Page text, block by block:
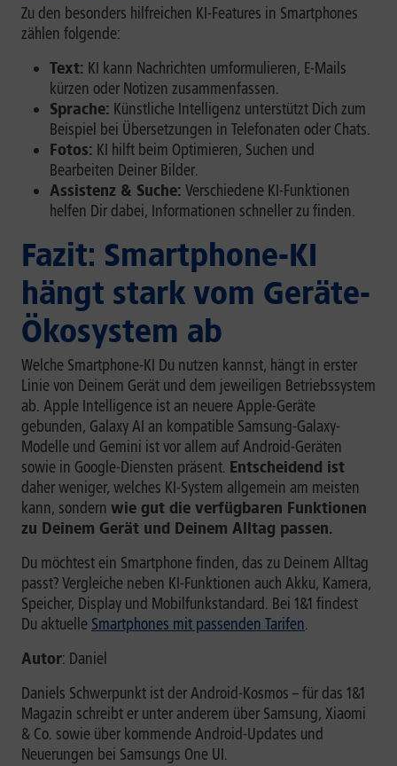
Zu den besonders hilfreichen KI-Features in Smartphones
zählen folgende:
Text: KI kann Nachrichten umformulieren, E-Mails
kürzen oder Notizen zusammenfassen.
Sprache: Künstliche Intelligenz unterstützt Dich zum
Beispiel bei Übersetzungen in Telefonaten oder Chats.
Fotos: KI hilft beim Optimieren, Suchen und
Bearbeiten Deiner Bilder.
Assistenz & Suche: Verschiedene KI-Funktionen
helfen Dir dabei, Informationen schneller zu finden.
Fazit: Smartphone-KI
hängt stark vom Geräte-
Ökosystem ab
Welche Smartphone-KI Du nutzen kannst, hängt in erster
Linie von Deinem Gerät und dem jeweiligen Betriebssystem
ab. Apple Intelligence ist an neuere Apple-Geräte
gebunden, Galaxy AI an kompatible Samsung-Galaxy-
Modelle und Gemini ist vor allem auf Android-Geräten
sowie in Google-Diensten präsent. Entscheidend ist
daher weniger, welches KI-System allgemein am meisten
kann, sondern wie gut die verfügbaren Funktionen
zu Deinem Gerät und Deinem Alltag passen.
Du möchtest ein Smartphone finden, das zu Deinem Alltag
passt? Vergleiche neben KI-Funktionen auch Akku, Kamera,
Speicher, Display und Mobilfunkstandard. Bei 1&1 findest
Du aktuelle Smartphones mit passenden Tarifen.
Autor: Daniel
Daniels Schwerpunkt ist der Android-Kosmos – für das 1&1
Magazin schreibt er unter anderem über Samsung, Xiaomi
& Co. sowie über kommende Android-Updates und
Neuerungen bei Samsungs One UI.